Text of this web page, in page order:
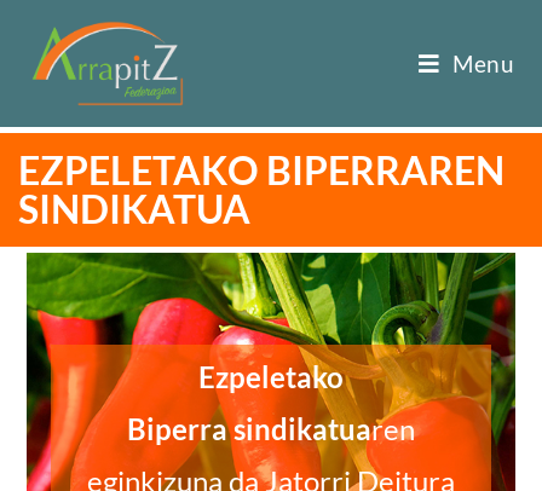
Menu
EZPELETAKO BIPERRAREN
SINDIKATUA
Ezpeletako
Biperrasindikatuaren
eginkizuna da Jatorri Deitura